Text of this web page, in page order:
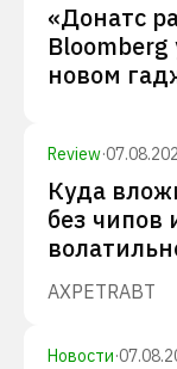
«Донатс
Bloomberg
новом
Review·
Куда
без чипов
AXPETRABT
Новости·